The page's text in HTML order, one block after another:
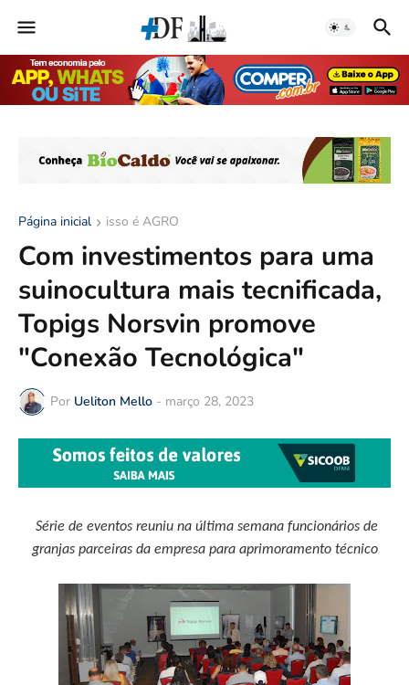
Página inicial isso é AGRO
Com investimentos para uma
suinocultura mais tecnificada,
Topigs Norsvin promove
"Conexão Tecnológica"
Por Ueliton Mello - março 28, 2023
Série de eventos reuniu na última semana funcionários de
granjas parceiras da empresa para aprimoramento técnico